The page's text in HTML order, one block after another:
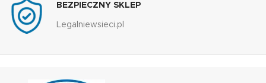
BEZPIECZNY SKLEP
Legalniewsieci.pl